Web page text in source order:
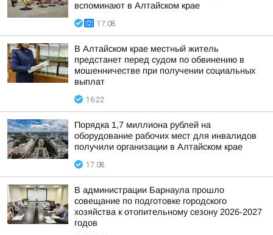
вспоминают в Алтайском крае
17:08
В Алтайском крае местный житель
предстанет перед судом по обвинению в
мошенничестве при получении социальных
выплат
16:22
Порядка 1,7 миллиона рублей на
оборудование рабочих мест для инвалидов
получили организации в Алтайском крае
17:08
В администрации Барнаула прошло
совещание по подготовке городского
хозяйства к отопительному сезону 2026-2027
годов